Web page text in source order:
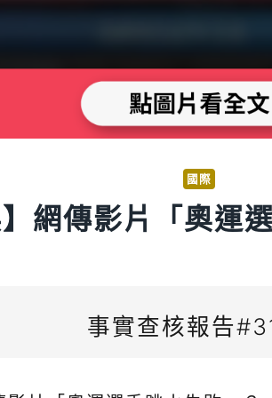
國際
網傳影片「奧運
事實查核報告